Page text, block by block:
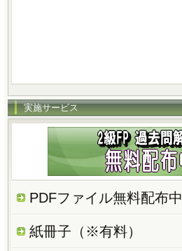
実施サービス
PDFファイル無料配布中
紙冊子（※有料）